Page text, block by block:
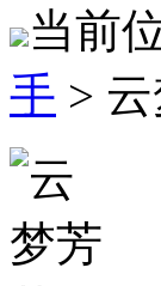
当前
手 >